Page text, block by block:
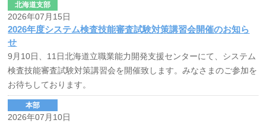
北海道支部
2026年07月15日
2026年度システム検査技能審査試験対策講習会開催のお知ら
せ
9月10日、11日北海道立職業能力開発支援センターにて、システム
検査技能審査試験対策講習会を開催致します。みなさまのご参加を
お待ちしております。
本部
2026年07月10日